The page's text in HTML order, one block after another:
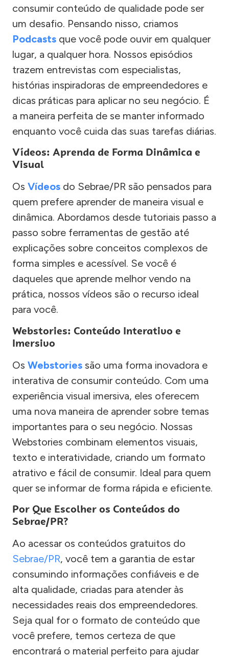
consumir conteúdo de qualidade pode ser
um desafio. Pensando nisso, criamos
Podcasts que você pode ouvir em qualquer
lugar, a qualquer hora. Nossos episódios
trazem entrevistas com especialistas,
histórias inspiradoras de empreendedores e
dicas práticas para aplicar no seu negócio. É
a maneira perfeita de se manter informado
enquanto você cuida das suas tarefas diárias.
Vídeos: Aprenda de Forma Dinâmica e
Visual
Os Vídeos do Sebrae/PR são pensados para
quem prefere aprender de maneira visual e
dinâmica. Abordamos desde tutoriais passo a
passo sobre ferramentas de gestão até
explicações sobre conceitos complexos de
forma simples e acessível. Se você é
daqueles que aprende melhor vendo na
prática, nossos vídeos são o recurso ideal
para você.
Webstories: Conteúdo Interativo e
Imersivo
Os Webstories são uma forma inovadora e
interativa de consumir conteúdo. Com uma
experiência visual imersiva, eles oferecem
uma nova maneira de aprender sobre temas
importantes para o seu negócio. Nossas
Webstories combinam elementos visuais,
texto e interatividade, criando um formato
atrativo e fácil de consumir. Ideal para quem
quer se informar de forma rápida e eficiente.
Por Que Escolher os Conteúdos do
Sebrae/PR?
Ao acessar os conteúdos gratuitos do
Sebrae/PR, você tem a garantia de estar
consumindo informações confiáveis e de
alta qualidade, criadas para atender às
necessidades reais dos empreendedores.
Seja qual for o formato de conteúdo que
você prefere, temos certeza de que
encontrará o material perfeito para ajudar